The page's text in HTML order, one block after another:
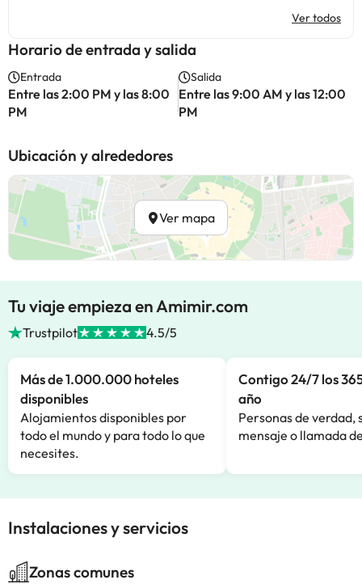
Ver todos
Horario de entrada y salida
Entrada
Entre las 2:00 PM y las 8:00
PM
Salida
Entre las 9:00 AM y las 12:00
PM
Ubicación y alrededores
Ver mapa
Tu viaje empieza en Amimir.com
Trustpilot 4.5/5
Más de 1.000.000 hoteles
disponibles
Alojamientos disponibles por
todo el mundo y para todo lo que
necesites.
Contigo 24/7 los
año
Personas de verdad,
mensaje o llamada
Instalaciones y servicios
Zonas comunes